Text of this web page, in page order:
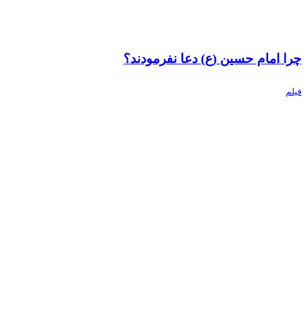
چرا امام حسین (ع) دعا نفرمودند؟
فیلم